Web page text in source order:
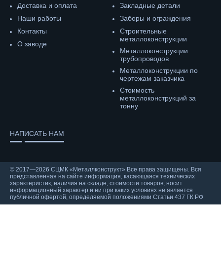
Доставка и оплата
Наши работы
Контакты
О заводе
Закладные детали
Заборы и ограждения
Строительные
металлоконструкции
Металлоконструкции
трубопроводов
Металлоконструкции по
чертежам заказчика
Cтоимость
металлоконструкций за
тонну
НАПИСАТЬ НАМ
© 2017—2026 СЦМК «Металлконструкт» Все права защищены. Вся
представленная на сайте информация, касающаяся технических
характеристик, наличия на складе, стоимости товаров, носит
информационный характер и ни при каких условиях не является
публичной офертой, определяемой положениями Статьи 437 ГК РФ